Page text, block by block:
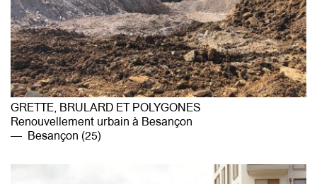
GRETTE, BRULARD ET POLYGONES
Renouvellement urbain à Besançon
Besançon (25)